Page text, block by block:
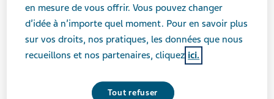
en mesure de vous offrir. Vous pouvez changer
d’idée à n’importe quel moment. Pour en savoir plus
sur vos droits, nos pratiques, les données que nous
recueillons et nos partenaires, cliquez ici.
Tout refuser